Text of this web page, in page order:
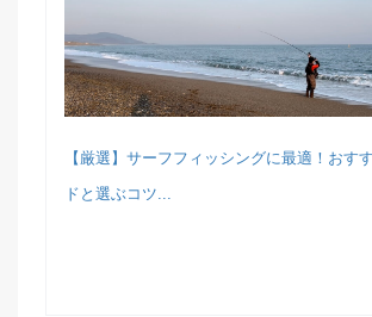
【厳選】サーフフィッシングに最適！おす
ドと選ぶコツ...